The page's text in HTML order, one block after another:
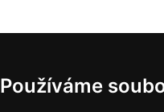
Používáme